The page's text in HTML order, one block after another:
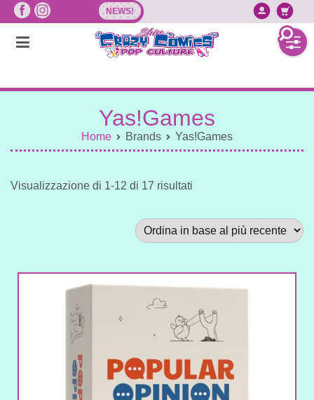
Vai
contenuto
NEWS!
Yas!Games
Home Brands Yas!Games
Visualizzazione di 1-12 di 17 risultati
latest